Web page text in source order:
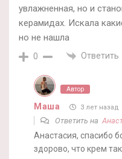
увлажненная, но и
керамидах. Искала
но не нашла
0 Ответить
Автор
Маша 3 лет назад
Ответить на
Анастасия, спасибо
здорово, что крем